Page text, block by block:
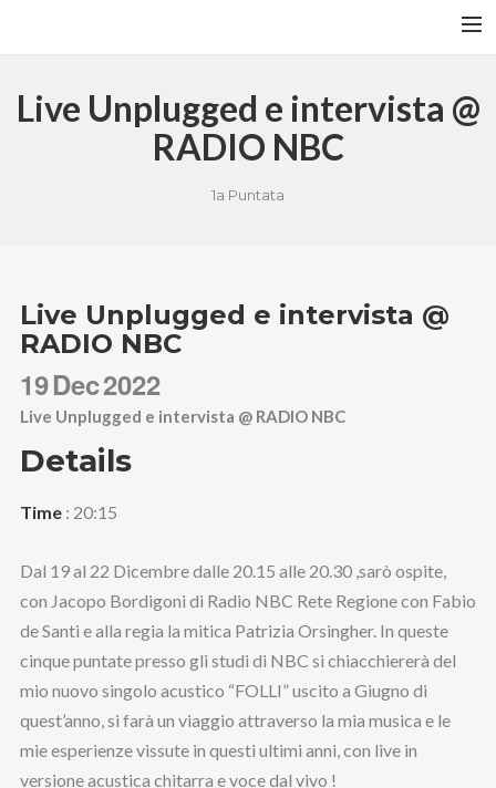
RASSEGNA STAMPA
SEARCH
Live Unplugged e intervista @
RADIO NBC
1a Puntata
Live Unplugged e intervista @
RADIO NBC
19Dec2022
Live Unplugged e intervista @ RADIO NBC
Details
Time: 20:15
Dal 19 al 22 Dicembre dalle 20.15 alle 20.30 ,sarò ospite,
con Jacopo Bordigoni di Radio NBC Rete Regione con Fabio
de Santi e alla regia la mitica Patrizia Orsingher. In queste
cinque puntate presso gli studi di NBC si chiacchiererà del
mio nuovo singolo acustico “FOLLI” uscito a Giugno di
quest’anno, si farà un viaggio attraverso la mia musica e le
mie esperienze vissute in questi ultimi anni, con live in
versione acustica chitarra e voce dal vivo !